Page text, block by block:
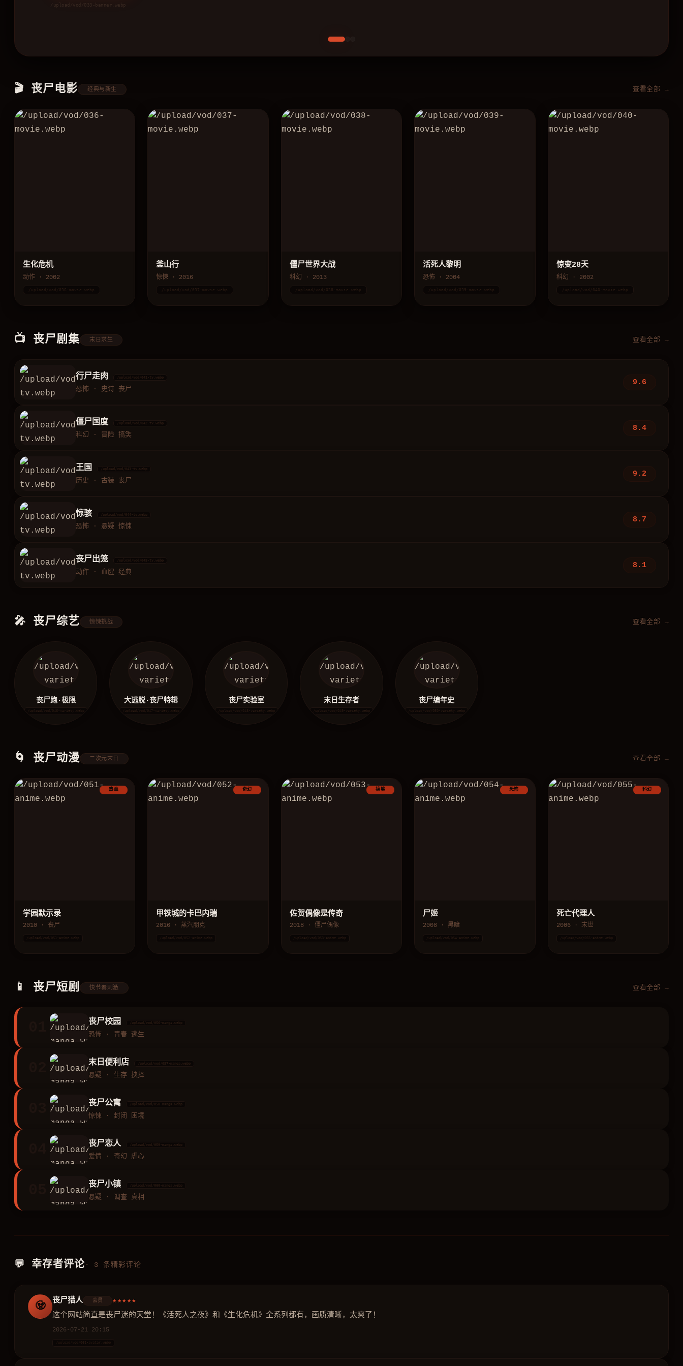
🎬 丧尸电影 经典与新生 查看全部 →
生化危机
动作 · 2002
/upload/vod/036-movie.webp
釜山行
惊悚 · 2016
/upload/vod/037-movie.webp
僵尸世界大战
科幻 · 2013
/upload/vod/038-movie.webp
活死人黎明
恐怖 · 2004
/upload/vod/039-movie.webp
惊变28天
科幻 · 2002
/upload/vod/040-movie.webp
📺 丧尸剧集 末日求生 查看全部 →
行尸走肉 /upload/vod/041-tv.webp
恐怖 · 史诗 丧尸
9.6
僵尸国度 /upload/vod/042-tv.webp
科幻 · 冒险 搞笑
8.4
王国 /upload/vod/043-tv.webp
历史 · 古装 丧尸
9.2
惊骇 /upload/vod/044-tv.webp
恐怖 · 悬疑 惊悚
8.7
丧尸出笼 /upload/vod/045-tv.webp
动作 · 血腥 经典
8.1
🎤 丧尸综艺 惊悚挑战 查看全部 →
丧尸跑·极限
/upload/vod/046-variety.webp
大逃脱·丧尸特辑
/upload/vod/047-variety.webp
丧尸实验室
/upload/vod/048-variety.webp
末日生存者
/upload/vod/049-variety.webp
丧尸编年史
/upload/vod/050-variety.webp
🌀 丧尸动漫 二次元末日 查看全部 →
热血
学园默示录
2010 · 丧尸
/upload/vod/051-anime.webp
奇幻
甲铁城的卡巴内瑞
2016 · 蒸汽朋克
/upload/vod/052-anime.webp
搞笑
佐贺偶像是传奇
2018 · 僵尸偶像
/upload/vod/053-anime.webp
恐怖
尸姬
2008 · 黑暗
/upload/vod/054-anime.webp
科幻
死亡代理人
2006 · 末世
/upload/vod/055-anime.webp
📱 丧尸短剧 快节奏刺激 查看全部 →
丧尸校园 /upload/vod/056-manga.webp
恐怖 · 青春 逃生
末日便利店 /upload/vod/057-manga.webp
悬疑 · 生存 抉择
丧尸公寓 /upload/vod/058-manga.webp
惊悚 · 封闭 困境
丧尸恋人 /upload/vod/059-manga.webp
爱情 · 奇幻 虐心
丧尸小镇 /upload/vod/060-manga.webp
悬疑 · 调查 真相
💬 幸存者评论· 3 条精彩评论
🧟 丧尸猎人 会员 ★★★★★
这个网站简直是丧尸迷的天堂！《活死人之夜》和《生化危机》全系列都有，画质清晰，太爽了！
2026-07-21 20:15
/upload/vod/061-avatar.webp